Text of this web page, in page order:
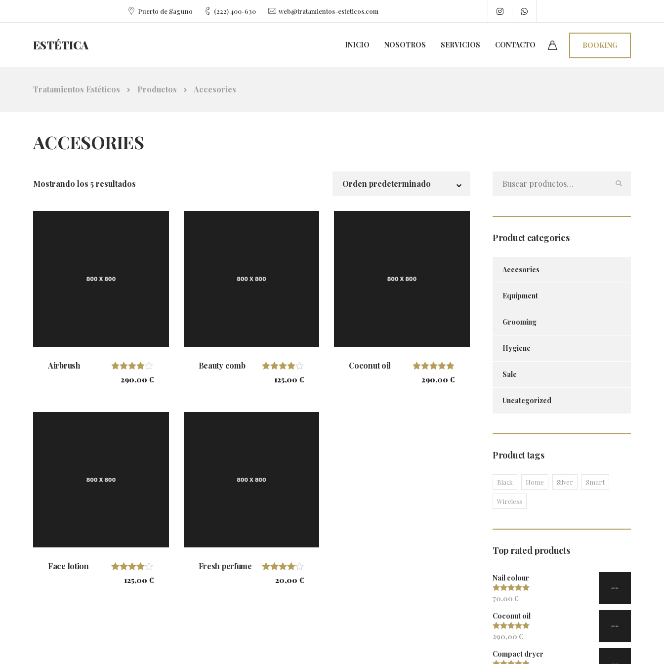
Puerto de Saguno (222) 400-630 web@tratamientos-esteticos.com
ESTÉTICA INICIO NOSOTROS SERVICIOS CONTACTO BOOKING
Tratamientos Estéticos Productos Accesories
ACCESORIES
Mostrando los 5 resultados
Airbrush
Valorado
290,00 €
Beauty comb
Valorado
125,00 €
Coconut oil
Valorado con
290,00 €
Face lotion
Valorado
125,00 €
Fresh perfume
Valorado
20,00 €
por:
Product categories
Accesories
Equipment
Grooming
Hygiene
Sale
Uncategorized
Product tags
Black Home Silver Smart
Wireless
Top rated products
Nail colour
Valorado con
70,00 €
Coconut oil
Valorado con
290,00 €
Compact dryer